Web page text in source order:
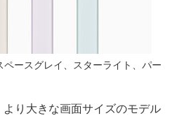
ースグレイ、スターライト、パー
り大きな画面サイズのモデル